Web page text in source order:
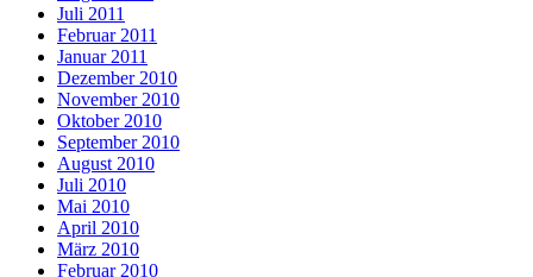
Juli 2011
Februar 2011
Januar 2011
Dezember 2010
November 2010
Oktober 2010
September 2010
August 2010
Juli 2010
Mai 2010
April 2010
März 2010
Februar 2010